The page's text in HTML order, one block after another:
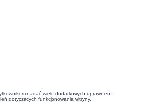
nadać wiele dodatkowych uprawnień.
dotyczących funkcjonowania witryny.